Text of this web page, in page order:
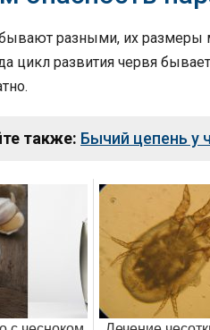
разными, их размеры
цикл развития червя
также: Бычий цепень у